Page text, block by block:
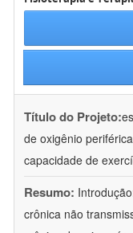
Título do Projeto:
de oxigênio
capacidade de
Resumo:
crônica não